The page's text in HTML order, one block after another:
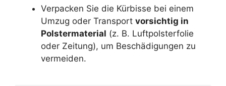
Verpacken Sie die Kürbisse bei einem
Umzug oder Transport vorsichtig in
Polstermaterial (z. B. Luftpolsterfolie
oder Zeitung), um Beschädigungen zu
vermeiden.